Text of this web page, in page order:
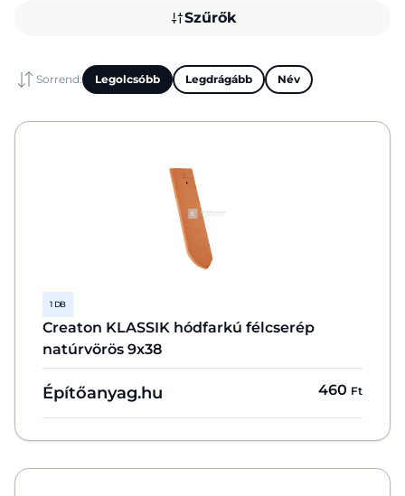
Szűrők
Sorrend: Legolcsóbb Legdrágább Név
1 DB
Creaton KLASSIK hódfarkú félcserép
natúrvörös 9x38
Építőanyag.hu 460 Ft